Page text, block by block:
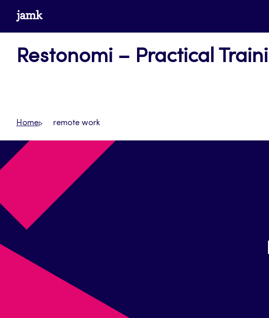
Siirrywww.jamk.fi
Restonomi – Practical
Home remote work